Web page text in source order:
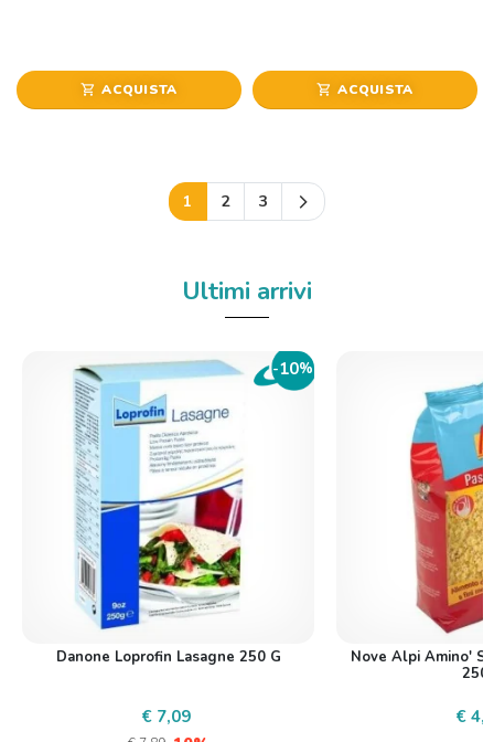
shopping_cart ACQUISTA shopping_cart ACQUISTA
1 2 3 arrow_forward_ios Successivo
Ultimi arrivi
-10%
Danone Loprofin Lasagne 250 G
€ 7,09
Nove Alpi Amino'
250
€